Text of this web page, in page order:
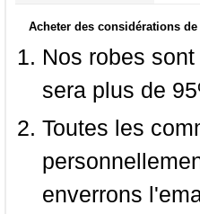
Acheter des considérations
Nos robes
sera plus de
Toutes les
enverrons